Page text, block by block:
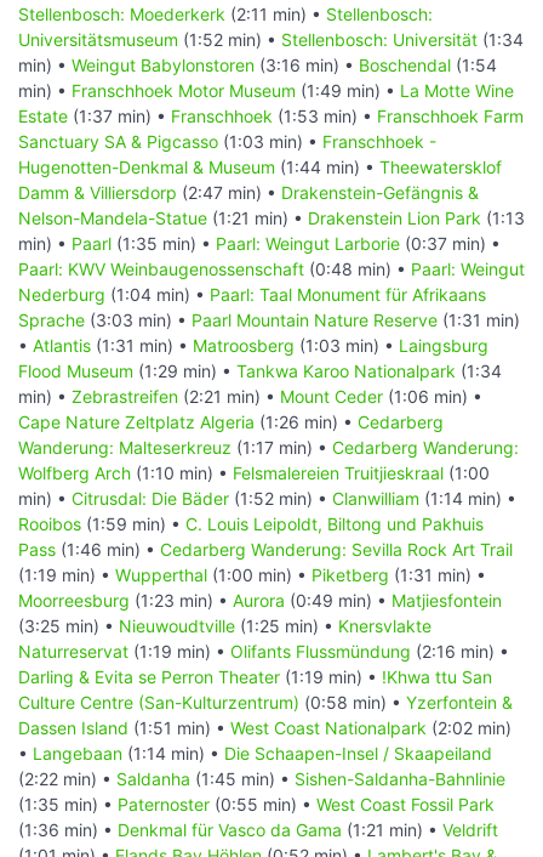
Stellenbosch: Moederkerk (2:11 min) • Stellenbosch:
Universitätsmuseum (1:52 min) • Stellenbosch: Universität (1:34
min) • Weingut Babylonstoren (3:16 min) • Boschendal (1:54
min) • Franschhoek Motor Museum (1:49 min) • La Motte Wine
Estate (1:37 min) • Franschhoek (1:53 min) • Franschhoek Farm
Sanctuary SA & Pigcasso (1:03 min) • Franschhoek -
Hugenotten-Denkmal & Museum (1:44 min) • Theewatersklof
Damm & Villiersdorp (2:47 min) • Drakenstein-Gefängnis &
Nelson-Mandela-Statue (1:21 min) • Drakenstein Lion Park (1:13
min) • Paarl (1:35 min) • Paarl: Weingut Larborie (0:37 min) •
Paarl: KWV Weinbaugenossenschaft (0:48 min) • Paarl: Weingut
Nederburg (1:04 min) • Paarl: Taal Monument für Afrikaans
Sprache (3:03 min) • Paarl Mountain Nature Reserve (1:31 min)
• Atlantis (1:31 min) • Matroosberg (1:03 min) • Laingsburg
Flood Museum (1:29 min) • Tankwa Karoo Nationalpark (1:34
min) • Zebrastreifen (2:21 min) • Mount Ceder (1:06 min) •
Cape Nature Zeltplatz Algeria (1:26 min) • Cedarberg
Wanderung: Malteserkreuz (1:17 min) • Cedarberg Wanderung:
Wolfberg Arch (1:10 min) • Felsmalereien Truitjieskraal (1:00
min) • Citrusdal: Die Bäder (1:52 min) • Clanwilliam (1:14 min) •
Rooibos (1:59 min) • C. Louis Leipoldt, Biltong und Pakhuis
Pass (1:46 min) • Cedarberg Wanderung: Sevilla Rock Art Trail
(1:19 min) • Wupperthal (1:00 min) • Piketberg (1:31 min) •
Moorreesburg (1:23 min) • Aurora (0:49 min) • Matjiesfontein
(3:25 min) • Nieuwoudtville (1:25 min) • Knersvlakte
Naturreservat (1:19 min) • Olifants Flussmündung (2:16 min) •
Darling & Evita se Perron Theater (1:19 min) • !Khwa ttu San
Culture Centre (San-Kulturzentrum) (0:58 min) • Yzerfontein &
Dassen Island (1:51 min) • West Coast Nationalpark (2:02 min)
• Langebaan (1:14 min) • Die Schaapen-Insel / Skaapeiland
(2:22 min) • Saldanha (1:45 min) • Sishen-Saldanha-Bahnlinie
(1:35 min) • Paternoster (0:55 min) • West Coast Fossil Park
(1:36 min) • Denkmal für Vasco da Gama (1:21 min) • Veldrift